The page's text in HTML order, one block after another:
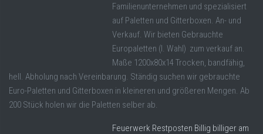
Familienunternehmen und spezialisiert
auf Paletten und Gitterboxen. An- und
Verkauf. Wir bieten Gebrauchte
Europaletten (I. Wahl) zum verkauf an.
Maße 1200x80x14 Trocken, bandfähig,
hell. Abholung nach Vereinbarung. Ständig suchen wir gebrauchte
Euro-Paletten und Gitterboxen in kleineren und größeren Mengen. Ab
200 Stück holen wir die Paletten selber ab.
Feuerwerk Restposten Billig billiger am